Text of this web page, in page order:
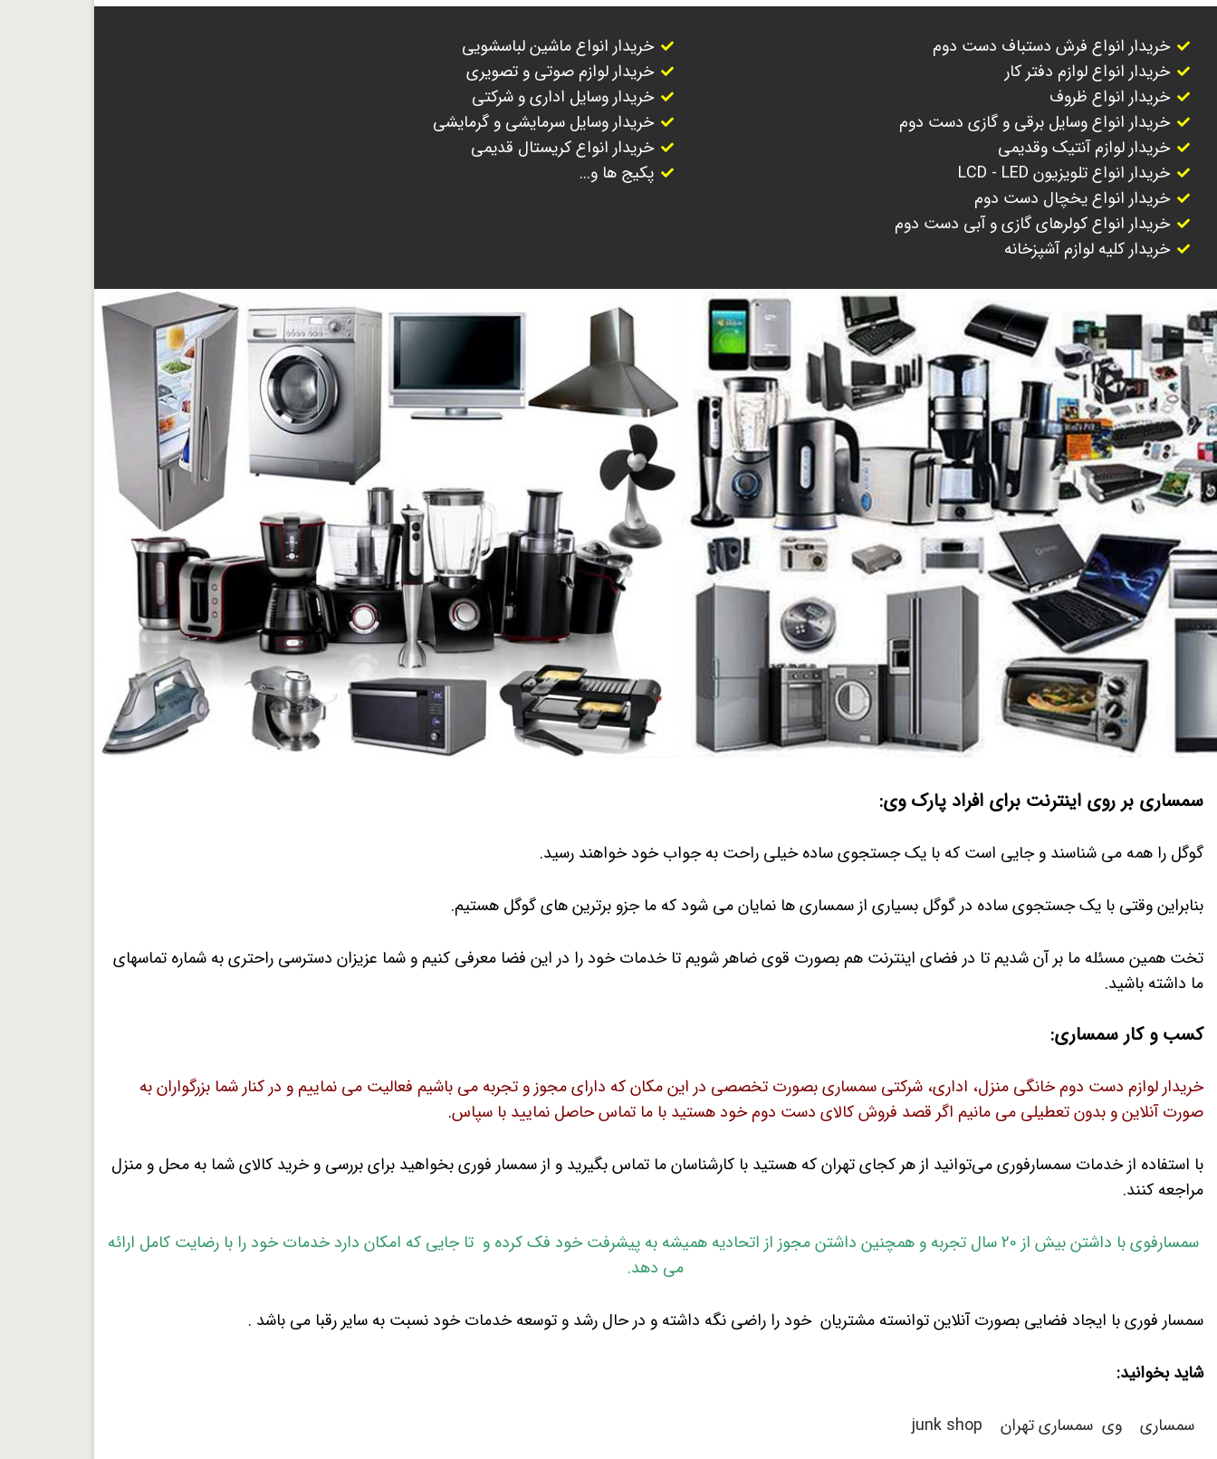
خریدار انواع فرش دستباف دست دوم
خریدار انواع لوازم دفتر کار
خریدار انواع ظروف
خریدار انواع وسایل برقی و گازی دست دوم
خریدار لوازم آنتیک وقدیمی
خریدار انواع تلویزیون LCD - LED
خریدار انواع یخچال دست دوم
خریدار انواع کولرهای گازی و آبی دست دوم
خریدار کلیه لوازم آشپزخانه
خریدار انواع ماشین لباسشویی
خریدار لوازم صوتی و تصویری
خریدار وسایل اداری و شرکتی
خریدار وسایل سرمایشی و گرمایشی
خریدار انواع کریستال قدیمی
پکیج ها و...
سمساری بر روی اینترنت برای افراد پارک وی:
گوگل را همه می شناسند و جایی است که با یک جستجوی ساده خیلی راحت به جواب خود خواهند رسید.
بنابراین وقتی با یک جستجوی ساده در گوگل بسیاری از سمساری ها نمایان می شود که ما جزو برترین های گوگل هستیم.
تخت همین مسئله ما بر آن شدیم تا در فضای اینترنت هم بصورت قوی ضاهر شویم تا خدمات خود را در این فضا معرفی کنیم و شما عزیزان دسترسی راحتری به شماره تماسهای
ما داشته باشید.
کسب و کار سمساری:
خریدار لوازم دست دوم خانگی منزل، اداری، شرکتی سمساری بصورت تخصصی در این مکان که دارای مجوز و تجربه می باشیم فعالیت می نماییم و در کنار شما بزرگواران به
صورت آنلاین و بدون تعطیلی می مانیم اگر قصد فروش کالای دست دوم خود هستید با ما تماس حاصل نمایید با سپاس.
با استفاده از خدمات سمسارفوری می‌توانید از هر کجای تهران که هستید با کارشناسان ما تماس بگیرید و از سمسار فوری بخواهید برای بررسی و خرید کالای شما به محل و منزل
مراجعه کنند.
سمسارفوی با داشتن بیش از 20 سال تجربه و همچنین داشتن مجوز از اتحادیه همیشه به پیشرفت خود فک کرده و تا جایی که امکان دارد خدمات خود را با رضایت کامل ارائه
می دهد.
سمسار فوری با ایجاد فضایی بصورت آنلاین توانسته مشتریان خود را راضی نگه داشته و در حال رشد و توسعه خدمات خود نسبت به سایر رقبا می باشد .
شاید بخوانید:
سمساری وی سمساری تهران junk shop